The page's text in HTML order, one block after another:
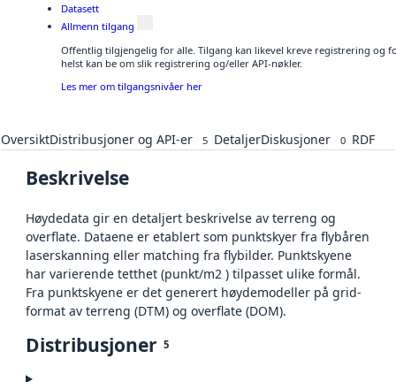
Datasett
Allmenn tilgang
Offentlig tilgjengelig for alle. Tilgang kan likevel kreve registrering og
helst kan be om slik registrering og/eller API-nøkler.
Les mer om tilgangsnivåer her
OversiktDistribusjoner og API-er 5 DetaljerDiskusjoner 0 RDF
Beskrivelse
Høydedata gir en detaljert beskrivelse av terreng og
overflate. Dataene er etablert som punktskyer fra flybåren
laserskanning eller matching fra flybilder. Punktskyene
har varierende tetthet (punkt/m2 ) tilpasset ulike formål.
Fra punktskyene er det generert høydemodeller på grid-
format av terreng (DTM) og overflate (DOM).
Distribusjoner 5